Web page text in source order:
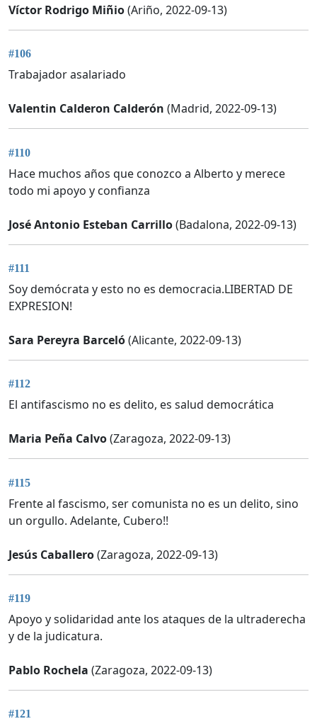
Víctor Rodrigo Miñio(Ariño, 2022-09-13)
#106
Trabajador asalariado
Valentin Calderon Calderón (Madrid, 2022-09-13)
#110
Hace muchos años que conozco a Alberto y merece
todo mi apoyo y confianza
José Antonio Esteban Carrillo(Badalona, 2022-09-13)
#111
Soy demócrata y esto no es democracia.LIBERTAD DE
EXPRESION!
Sara Pereyra Barceló(Alicante, 2022-09-13)
#112
El antifascismo no es delito, es salud democrática
Maria Peña Calvo(Zaragoza, 2022-09-13)
#115
Frente al fascismo, ser comunista no es un delito, sino
un orgullo. Adelante, Cubero!!
Jesús Caballero(Zaragoza, 2022-09-13)
#119
Apoyo y solidaridad ante los ataques de la ultraderecha
y de la judicatura.
Pablo Rochela (Zaragoza, 2022-09-13)
#121